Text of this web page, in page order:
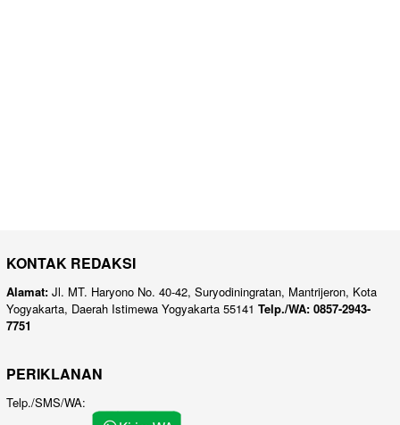
KONTAK REDAKSI
Alamat: Jl. MT. Haryono No. 40-42, Suryodiningratan, Mantrijeron, Kota
Yogyakarta, Daerah Istimewa Yogyakarta 55141 Telp./WA: 0857-2943-
7751
PERIKLANAN
Telp./SMS/WA: